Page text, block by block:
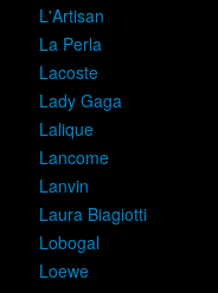
L'Artisan
La Perla
Lacoste
Lady Gaga
Lalique
Lancome
Lanvin
Laura Biagiotti
Lobogal
Loewe